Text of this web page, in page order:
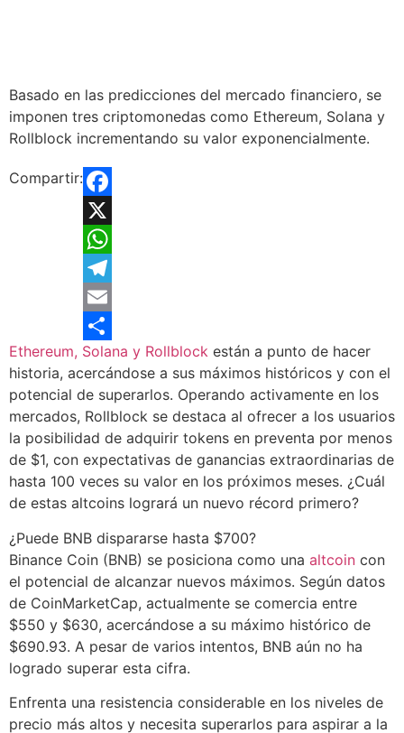
Basado en las predicciones del mercado financiero, se
imponen tres criptomonedas como Ethereum, Solana y
Rollblock incrementando su valor exponencialmente.
Compartir:
Facebook
X
WhatsApp
Telegram
Email
Compartir
Ethereum, Solana y Rollblock están a punto de hacer
historia, acercándose a sus máximos históricos y con el
potencial de superarlos. Operando activamente en los
mercados, Rollblock se destaca al ofrecer a los usuarios
la posibilidad de adquirir tokens en preventa por menos
de $1, con expectativas de ganancias extraordinarias de
hasta 100 veces su valor en los próximos meses. ¿Cuál
de estas altcoins logrará un nuevo récord primero?
¿Puede BNB dispararse hasta $700?
Binance Coin (BNB) se posiciona como una altcoin con
el potencial de alcanzar nuevos máximos. Según datos
de CoinMarketCap, actualmente se comercia entre
$550 y $630, acercándose a su máximo histórico de
$690.93. A pesar de varios intentos, BNB aún no ha
logrado superar esta cifra.
Enfrenta una resistencia considerable en los niveles de
precio más altos y necesita superarlos para aspirar a la